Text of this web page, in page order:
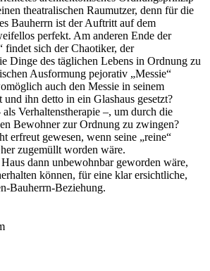
theatralischen Raumutzer, denn für die
Bauherrn ist der Auftritt auf dem
perfekt. Am anderen Ende der
findet sich der Chaotiker, der
Dinge des täglichen Lebens in Ordnung zu
Ausformung pejorativ „Messie“
auch den Messie in seinem
ihn detto in ein Glashaus gesetzt?
Verhaltenstherapie –, um durch die
Bewohner zur Ordnung zu zwingen?
erfreut gewesen, wenn seine „reine“
zugemüllt worden wäre.
dann unbewohnbar geworden wäre,
können, für eine klar ersichtliche,
Bauherrn-Beziehung.